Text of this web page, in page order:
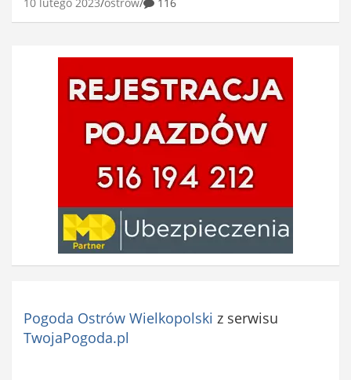
Pogoda Ostrów Wielkopolski z serwisu
TwojaPogoda.pl